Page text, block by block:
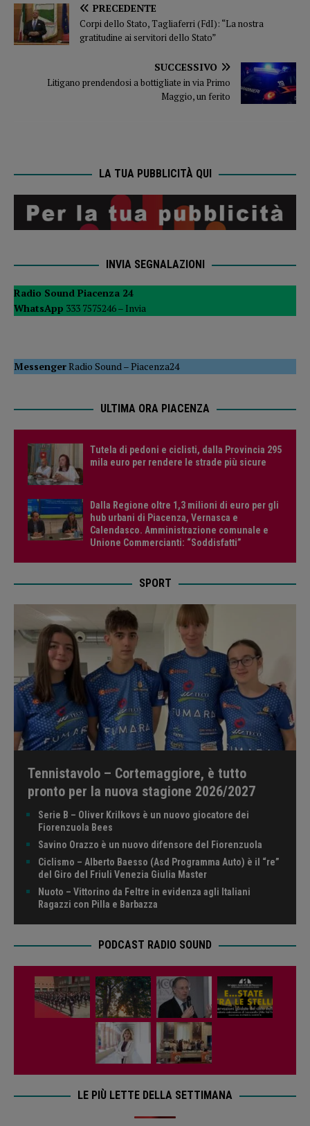
PRECEDENTE
Corpi dello Stato, Tagliaferri (FdI): “La nostra
gratitudine ai servitori dello Stato”
SUCCESSIVO
Litigano prendendosi a bottigliate in via Primo
Maggio, un ferito
LA TUA PUBBLICITÀ QUI
INVIA SEGNALAZIONI
Radio Sound Piacenza 24
WhatsApp 333 7575246 – Invia
MessengerRadio Sound –Piacenza24
ULTIMA ORA PIACENZA
Tutela di pedoni e ciclisti, dalla Provincia 295
mila euro per rendere le strade più sicure
Dalla Regione oltre 1,3 milioni di euro per gli
hub urbani di Piacenza, Vernasca e
Calendasco. Amministrazione comunale e
Unione Commercianti: “Soddisfatti”
SPORT
Tennistavolo – Cortemaggiore, è tutto
pronto per la nuova stagione 2026/2027
Serie B – Oliver Krilkovs è un nuovo giocatore dei
Fiorenzuola Bees
Savino Orazzo è un nuovo difensore del Fiorenzuola
Ciclismo – Alberto Baesso (Asd Programma Auto) è il “re”
del Giro del Friuli Venezia Giulia Master
Nuoto – Vittorino da Feltre in evidenza agli Italiani
Ragazzi con Pilla e Barbazza
PODCAST RADIO SOUND
LE PIÙ LETTE DELLA SETTIMANA